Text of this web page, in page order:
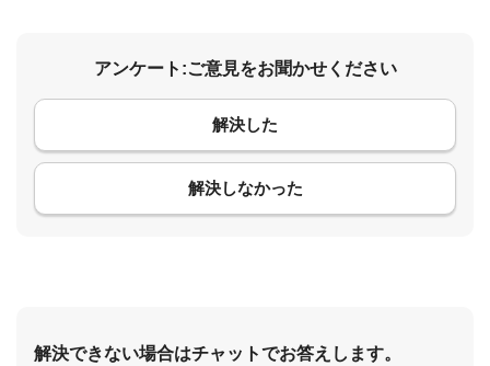
アンケート:ご意見をお聞かせください
解決した
解決しなかった
コメント
解決できない場合はチャットでお答えします。